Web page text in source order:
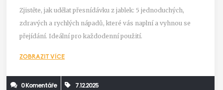
Zjistěte, jak udělat přesnídávku z jablek: 5 jednoduchých,
zdravých a rychlých nápadů, které vás naplní a vyhnou se
přejídání. Ideální pro každodenní použití.
ZOBRAZIT VÍCE
0 Komentáře 7.12.2025